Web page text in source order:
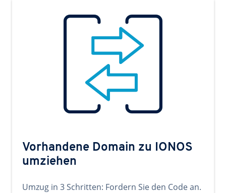
Vorhandene Domain zu IONOS
umziehen
Umzug in 3 Schritten: Fordern Sie den Code an.